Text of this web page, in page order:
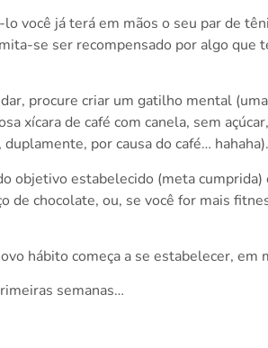
você já terá em mãos o seu par de
se ser recompensado por algo que
procure criar um gatilho mental
xícara de café com canela, sem
por causa do café… hahaha).
objetivo estabelecido (meta
chocolate, ou, se você for mais
hábito começa a se estabelecer, em
semanas…